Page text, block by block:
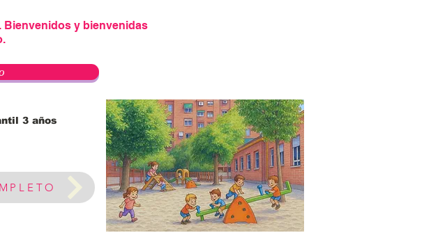
Bienvenidos y bienvenidas
3 años
como para
un